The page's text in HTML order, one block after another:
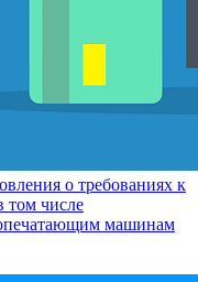
о требованиях к
том числе
машинам